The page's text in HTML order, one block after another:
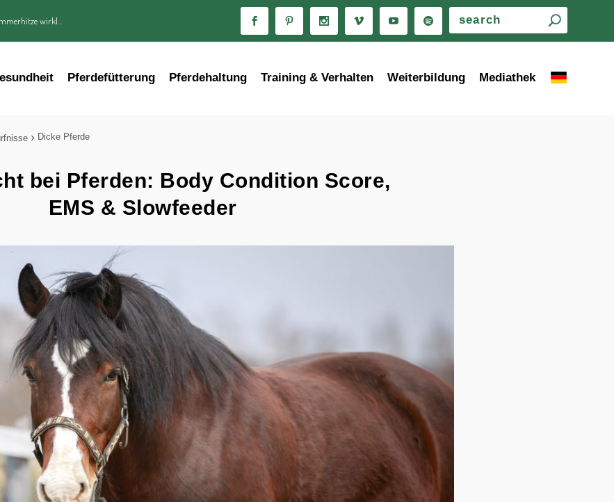
wirkl...
Pferdefütterung Pferdehaltung Training & Verhalten Weiterbildung Mediathek
Dicke Pferde
bei Pferden: Body Condition Score,
EMS & Slowfeeder